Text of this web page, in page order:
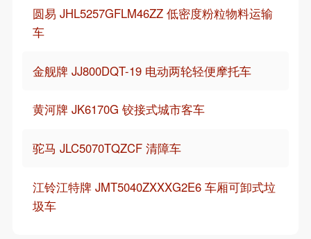
圆易 JHL5257GFLM46ZZ 低密度粉粒物料运输
车
金舰牌 JJ800DQT-19 电动两轮轻便摩托车
黄河牌 JK6170G 铰接式城市客车
驼马 JLC5070TQZCF 清障车
江铃江特牌 JMT5040ZXXXG2E6 车厢可卸式垃
圾车